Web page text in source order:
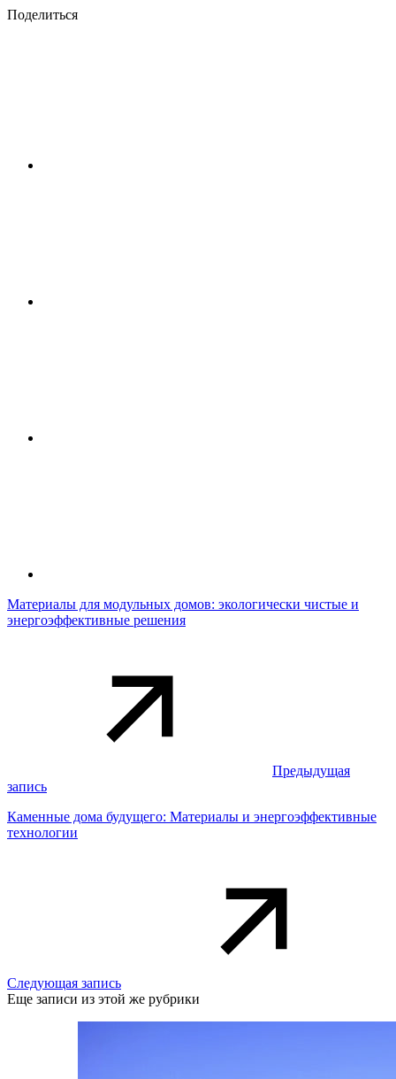
Поделиться
Материалы для модульных домов: экологически чистые и
энергоэффективные решения
Предыдущая
запись
Каменные дома будущего: Материалы и энергоэффективные
технологии
Следующая запись
Еще записи из этой же рубрики